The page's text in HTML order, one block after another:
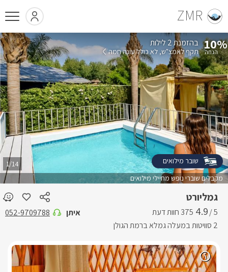
ZMR
גמליורט
5 /
4.9
2 סוויטות במעלה גמלא ברמת הגולן
איתן 052-9709788
מקבלים שוברי נופש מחיילי מילואים
1/14
10% בהזמנת 2 לילות
תקף לאמצ"ש לא כולל עונה חמה
שובר מילואים